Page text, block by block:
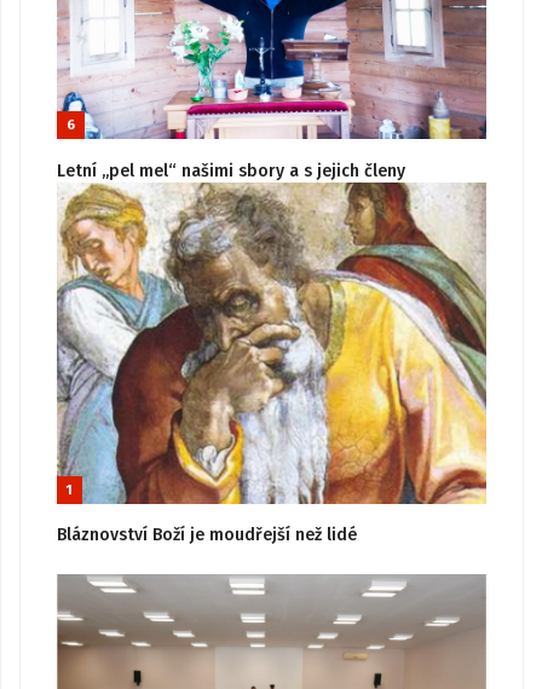
6
Letní „pel mel“ našimi sbory a s jejich členy
1
Bláznovství Boží je moudřejší než lidé